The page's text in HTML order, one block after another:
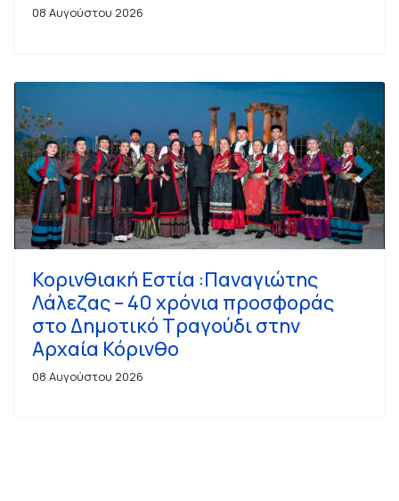
08 Αυγούστου 2026
Κορινθιακή Εστία :Παναγιώτης
Λάλεζας – 40 χρόνια προσφοράς
στο Δημοτικό Τραγούδι στην
Αρχαία Κόρινθο
08 Αυγούστου 2026